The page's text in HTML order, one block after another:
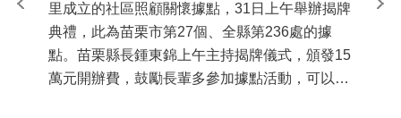
里成立的社區照顧關懷據點，31日上午舉辦揭牌
典禮，此為苗栗市第27個、全縣第236處的據
點。苗栗縣長鍾東錦上午主持揭牌儀式，頒發15
萬元開辦費，鼓勵長輩多參加據點活動，可以更
苗